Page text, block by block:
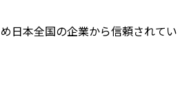
日本全国の企業から信頼されてい